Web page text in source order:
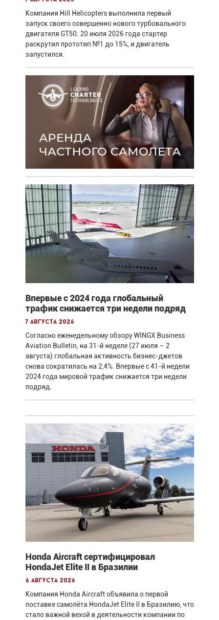
Компания Hill Helicopters выполнила первый
запуск своего совершенно нового турбовального
двигателя GT50. 20 июля 2026 года стартер
раскрутил прототип №1 до 15%, и двигатель
запустился.
Впервые с 2024 года глобальный
трафик снижается три недели подряд
7 августа 2026
Согласно еженедельному обзору WINGX Business
Aviation Bulletin, на 31-й неделе (27 июля – 2
августа) глобальная активность бизнес-джетов
снова сократилась на 2,4%. Впервые с 41-й недели
2024 года мировой трафик снижается три недели
подряд.
Honda Aircraft сертифицировал
HondaJet Elite II в Бразилии
6 августа 2026
Компания Honda Aircraft объявила о первой
поставке самолёта HondaJet Elite II в Бразилию, что
стало важной вехой в деятельности компании по